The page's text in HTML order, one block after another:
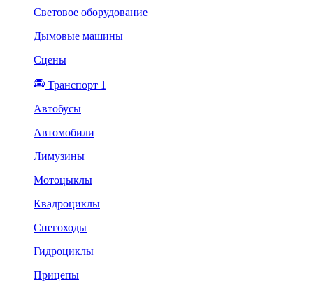
Световое оборудование
Дымовые машины
Сцены
Транспорт 1
Автобусы
Автомобили
Лимузины
Мотоцыклы
Квадроциклы
Снегоходы
Гидроциклы
Прицепы